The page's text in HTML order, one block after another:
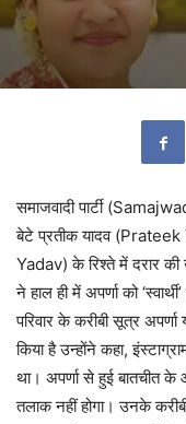
समाजवादी पार्टी
बेटे प्रतीक यादव (Prateek
Yadav) के रिश्ते में दरार की
ने हाल ही में अपर्णा को
परिवार के करीबी सूत्र
किया है उन्होंने कहा,
था। अपर्णा से हुई बातचीत के
तलाक नहीं होगा। उनके करीबी